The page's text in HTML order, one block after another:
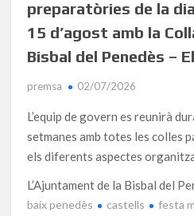
preparatòries de la
15 d’agost amb la
Bisbal del Penedès –
premsa 02/07/2026
L’equip de govern es reunirà
setmanes amb totes les colles
els diferents aspectes
L’Ajuntament de la Bisbal del
baix penedès castells festa